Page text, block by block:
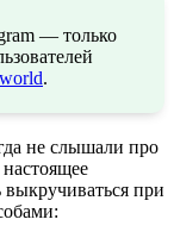
— только
.
не слышали про
настоящее
при